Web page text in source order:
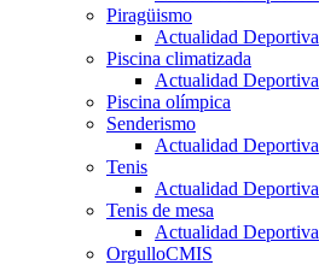
Piragüismo
Actualidad Deportiva
Piscina climatizada
Actualidad Deportiva
Piscina olímpica
Senderismo
Actualidad Deportiva
Tenis
Actualidad Deportiva
Tenis de mesa
Actualidad Deportiva
OrgulloCMIS